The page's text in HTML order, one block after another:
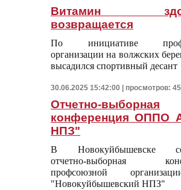
Витамин
возвращается
По инициативе
организации на волжских
высадился спортивный десант
30.06.2025 15:42:00 | просмотров:
Отчетно-выборная
конференция ОППО
НПЗ"
В Новокуйбышевске
отчетно-выборная
профсоюзной
"Новокуйбышевский НПЗ"